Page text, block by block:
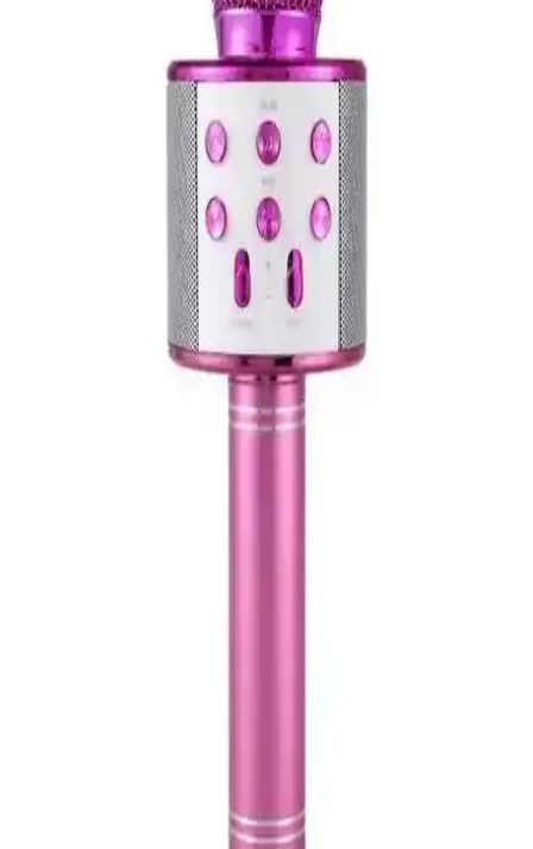
Taşınabilir Ses Kaydı Çözümü
Rode Smartlav+ Plus, yüksek kaliteli ses kaydı sağlayan taşınabilir
yaka mikrofonudur. Kompakt tasarımı ve dayanıklı yapısıyla hareket
halinde ve profesyonel çekimlerde ideal çözümdür.
OKMORE ve Tatu Karoake Mikrofonlarının
Detaylı Karşılaştırması ve Seçim Rehberi
İki popüler karaoke mikrofonunu karşılaştırıyoruz: OKMORE ve
Tatu. Özellikleri, kullanıcı yorumları ve performans analizleri ile en
uygun mikrofonu belirlemenize yardımcı oluyoruz.
Rode NT1 Signature Serisi Pembe Stüdyo
Mikrofonu Profesyonel Ses Kaydı İçin Uygun
Rode NT1 Signature serisi pembe mikrofon, yüksek hassasiyetli
kapsülü, düşük gürültü seviyesi ve dayanıklı tasarımıyla profesyonel
Evervox EVR KRK 02 ve Tatu WS-858
Karşılaştırması: Hangi Karaoke Mikrofonu Daha